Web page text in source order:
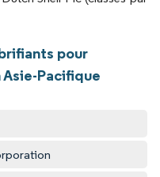
pour
Pacifique